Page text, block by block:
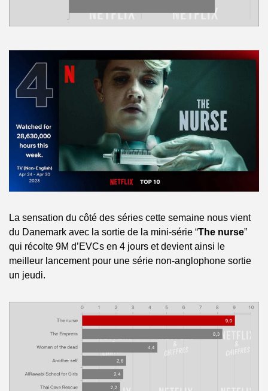
La sensation du côté des séries cette semaine nous vient
du Danemark avec la sortie de la mini-série “The nurse”
qui récolte 9M d’EVCs en 4 jours et devient ainsi le
meilleur lancement pour une série non-anglophone sortie
un jeudi.